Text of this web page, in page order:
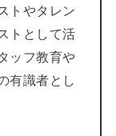
トやタレン
トとして活
ッフ教育や
有識者とし